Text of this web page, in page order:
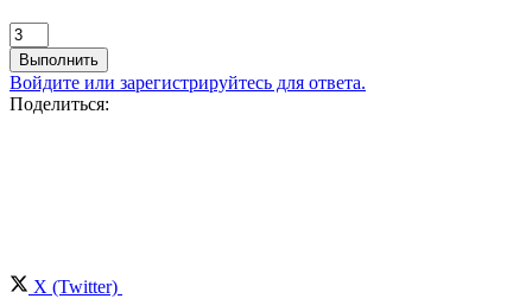
Выполнить
Войдите или зарегистрируйтесь для ответа.
Поделиться:
X (Twitter)